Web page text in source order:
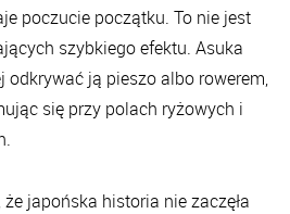
poczucie początku. To nie jest
szybkiego efektu. Asuka
odkrywać ją pieszo albo rowerem,
się przy polach ryżowych i
japońska historia nie zaczęła